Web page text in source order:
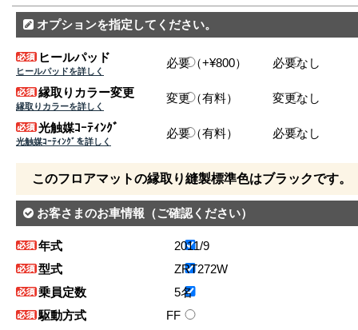
オプションを指定してください。
ヒールパッド
ヒールパッドを詳しく
必要（+¥800） 必要なし
縁取りカラー変更
縁取りカラーを詳しく
変更（有料） 変更なし
光触媒ｺｰﾃｨﾝｸﾞ
光触媒ｺｰﾃｨﾝｸﾞを詳しく
必要（有料） 必要なし
このフロアマットの縁取り縫製標準色はブラックです。
お客さまのお車情報 （ご確認ください）
年式
2011/9
型式
ZRT272W
乗員定数
5名
駆動方式
FF